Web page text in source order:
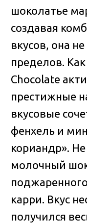
шоколатье
создавая
вкусов, она
пределов.
Chocolate
престижные
вкусовые
фенхель и
кориандр».
молочный
карри. Вкус
получился